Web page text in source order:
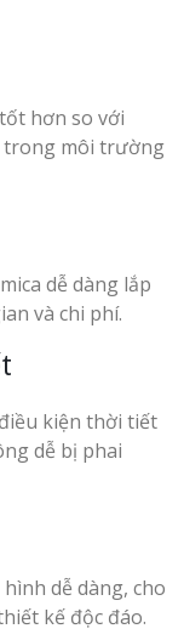
hơn so với
trong môi trường
dễ dàng lắp
và chi phí.
kiện thời tiết
dễ bị phai
dễ dàng, cho
kế độc đáo.